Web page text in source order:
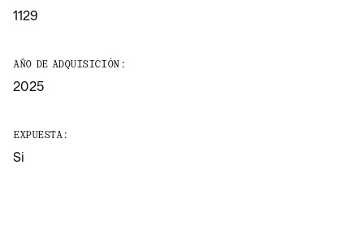
1129
AÑO DE ADQUISICIÓN:
2025
EXPUESTA:
Si